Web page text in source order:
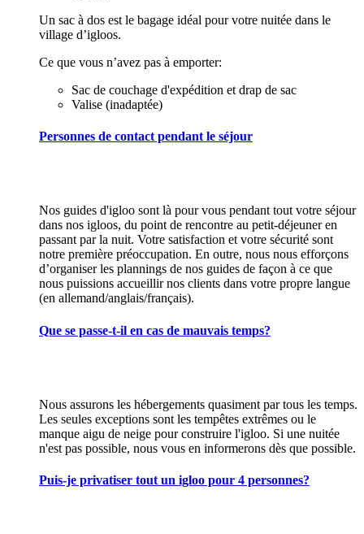
Un sac à dos est le bagage idéal pour votre nuitée dans le
village d’igloos.
Ce que vous n’avez pas à emporter:
Sac de couchage d'expédition et drap de sac
Valise (inadaptée)
Personnes de contact pendant le séjour
Nos guides d'igloo sont là pour vous pendant tout votre séjour
dans nos igloos, du point de rencontre au petit-déjeuner en
passant par la nuit. Votre satisfaction et votre sécurité sont
notre première préoccupation. En outre, nous nous efforçons
d’organiser les plannings de nos guides de façon à ce que
nous puissions accueillir nos clients dans votre propre langue
(en allemand/anglais/français).
Que se passe-t-il en cas de mauvais temps?
Nous assurons les hébergements quasiment par tous les temps.
Les seules exceptions sont les tempêtes extrêmes ou le
manque aigu de neige pour construire l'igloo. Si une nuitée
n'est pas possible, nous vous en informerons dès que possible.
Puis-je privatiser tout un igloo pour 4 personnes?